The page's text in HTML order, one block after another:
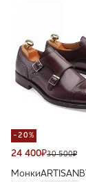
-20%
24 400₽30 500₽
МонкиARTISAN